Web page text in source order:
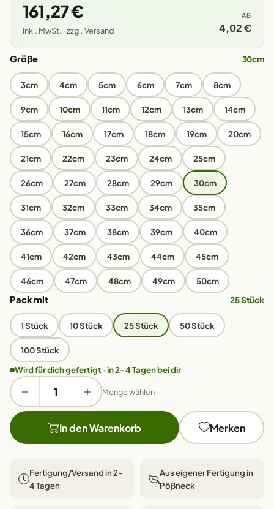
161,27 €
inkl. MwSt. · zzgl. Versand
AB
4,02 €
Größe 30cm
3cm 4cm 5cm 6cm 7cm 8cm
9cm 10cm 11cm 12cm 13cm 14cm
15cm 16cm 17cm 18cm 19cm 20cm
21cm 22cm 23cm 24cm 25cm
26cm 27cm 28cm 29cm 30cm
31cm 32cm 33cm 34cm 35cm
36cm 37cm 38cm 39cm 40cm
41cm 42cm 43cm 44cm 45cm
46cm 47cm 48cm 49cm 50cm
Pack mit 25 Stück
1 Stück 10 Stück 25 Stück 50 Stück
100 Stück
Wird für dich gefertigt · in 2–4 Tagen bei dir
Menge wählen
In den Warenkorb Merken
Fertigung/Versand in 2–
4 Tagen
Aus eigener Fertigung in
Pößneck